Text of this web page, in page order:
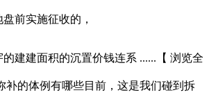
前实施征收的，
建面积的沉置价钱连系 ......【 浏览全
补的体例有哪些目前，这是我们碰到拆